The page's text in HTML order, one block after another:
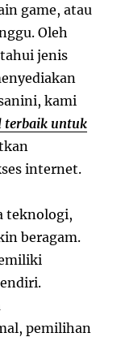
game, atau
Oleh
jenis
kami
terbaik untuk
internet.
teknologi,
beragam.
pemilihan